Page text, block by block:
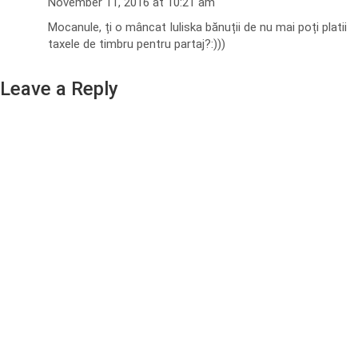
Mocanule, ți o mâncat Iuliska bănuții de nu mai poți platii
taxele de timbru pentru partaj?:)))
Leave a Reply